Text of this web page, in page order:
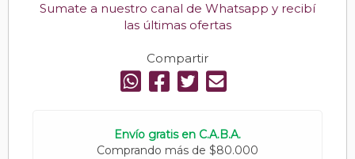
Sumate a nuestro canal de Whatsapp y recibí
las últimas ofertas
Compartir
Envío gratis en C.A.B.A.
Comprando más de $80.000